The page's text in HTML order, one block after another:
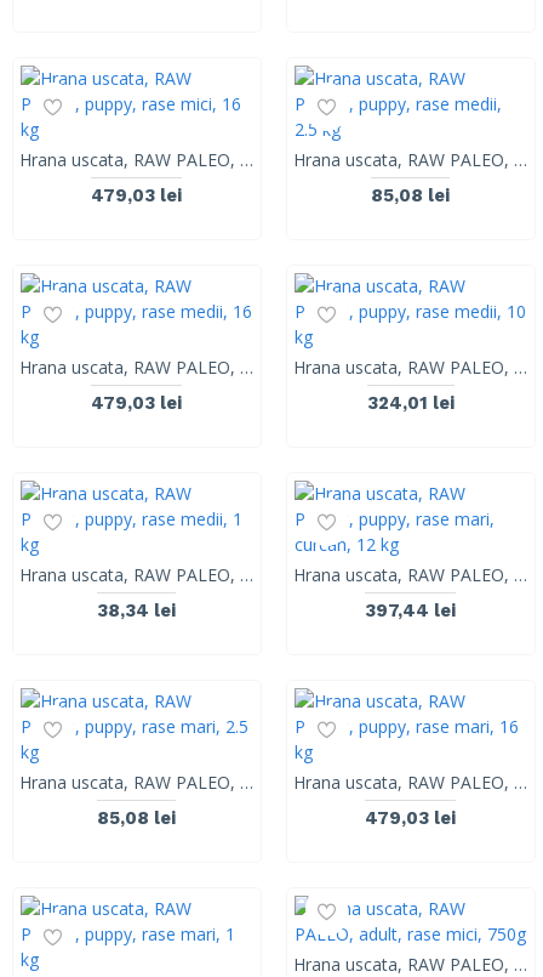
Hrana uscata, RAW PALEO, puppy, rase mici, 16 kg
479,03 lei
Hrana uscata, RAW PALEO, puppy, rase medii, 2.5 kg
85,08 lei
Hrana uscata, RAW PALEO, puppy, rase medii, 16 kg
479,03 lei
Hrana uscata, RAW PALEO, puppy, rase medii, 10 kg
324,01 lei
Hrana uscata, RAW PALEO, puppy, rase medii, 1 kg
38,34 lei
Hrana uscata, RAW PALEO, puppy, rase mari, curcan, 12 kg
397,44 lei
Hrana uscata, RAW PALEO, puppy, rase mari, 2.5 kg
85,08 lei
Hrana uscata, RAW PALEO, puppy, rase mari, 16 kg
479,03 lei
Hrana uscata, RAW PALEO, adult, rase mici, 750g